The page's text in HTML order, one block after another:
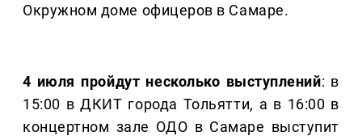
Окружном доме офицеров в Самаре.
4 июля пройдут несколько выступлений: в
15:00 в ДКИТ города Тольятти, а в 16:00 в
концертном зале ОДО в Самаре выступит